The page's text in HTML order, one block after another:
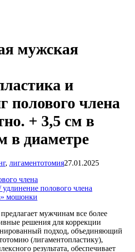
мужская
и
полового члена
+ 3,5 см в
в диаметре
, лигаментотомия27.01.2025
члена
полового члена
» мошонки
мужчинам все более
решения для коррекции
подход, объединяющий
(лигаментопластику),
результата, обеспечивает